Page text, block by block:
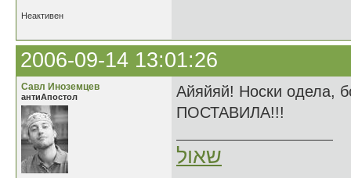
Неактивен
2006-09-14 13:01:26
Савл Иноземцев
антиАпостол
Айяйяй! Носки
ПОСТАВИЛА!!!
שאול